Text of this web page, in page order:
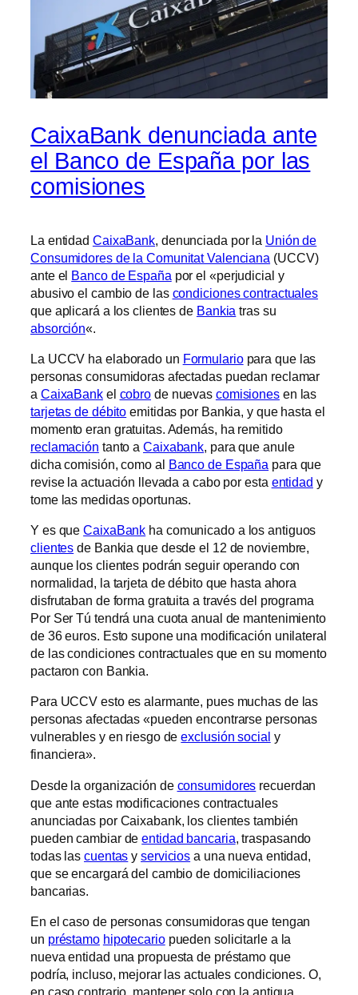
CaixaBank denunciada ante
el Banco de España por las
comisiones
La entidad CaixaBank, denunciada por la Unión de
Consumidores de la Comunitat Valenciana (UCCV)
ante el Banco de España por el «perjudicial y
abusivo el cambio de las condiciones contractuales
que aplicará a los clientes de Bankia tras su
absorción«.
La UCCV ha elaborado un Formulariopara que las
personas consumidoras afectadas puedan reclamar
a CaixaBankel cobro de nuevas comisionesen las
tarjetas de débito emitidas por Bankia, y que hasta el
momento eran gratuitas. Además, ha remitido
reclamación tanto aCaixabank, para que anule
dicha comisión, como al Banco de España para que
revise la actuación llevada a cabo por esta entidad y
tome las medidas oportunas.
Y es queCaixaBank ha comunicado a los antiguos
clientes de Bankia que desde el 12 de noviembre,
aunque los clientes podrán seguir operando con
normalidad, la tarjeta de débito que hasta ahora
disfrutaban de forma gratuita a través del programa
Por Ser Tú tendrá una cuota anual de mantenimiento
de 36 euros. Esto supone una modificación unilateral
de las condiciones contractuales que en su momento
pactaron con Bankia.
Para UCCV esto es alarmante, pues muchas de las
personas afectadas «pueden encontrarse personas
vulnerables y en riesgo deexclusión social y
financiera».
Desde la organización de consumidores recuerdan
que ante estas modificaciones contractuales
anunciadas por Caixabank, los clientes también
pueden cambiar deentidad bancaria, traspasando
todas lascuentas yservicios a una nueva entidad,
que se encargará del cambio de domiciliaciones
bancarias.
En el caso de personas consumidoras que tengan
un préstamo hipotecariopueden solicitarle a la
nueva entidad una propuesta de préstamo que
podría, incluso, mejorar las actuales condiciones. O,
en caso contrario, mantener solo con la antigua